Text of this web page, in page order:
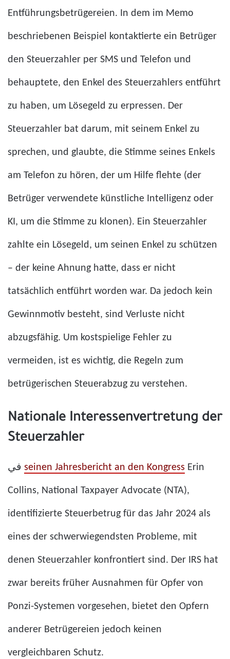
Entführungsbetrügereien. In dem im Memo
beschriebenen Beispiel kontaktierte ein Betrüger
den Steuerzahler per SMS und Telefon und
behauptete, den Enkel des Steuerzahlers entführt
zu haben, um Lösegeld zu erpressen. Der
Steuerzahler bat darum, mit seinem Enkel zu
sprechen, und glaubte, die Stimme seines Enkels
am Telefon zu hören, der um Hilfe flehte (der
Betrüger verwendete künstliche Intelligenz oder
KI, um die Stimme zu klonen). Ein Steuerzahler
zahlte ein Lösegeld, um seinen Enkel zu schützen
– der keine Ahnung hatte, dass er nicht
tatsächlich entführt worden war. Da jedoch kein
Gewinnmotiv besteht, sind Verluste nicht
abzugsfähig. Um kostspielige Fehler zu
vermeiden, ist es wichtig, die Regeln zum
betrügerischen Steuerabzug zu verstehen.
Nationale Interessenvertretung der
Steuerzahler
seinen Jahresbericht an den Kongress Erin
Collins, National Taxpayer Advocate (NTA),
identifizierte Steuerbetrug für das Jahr 2024 als
eines der schwerwiegendsten Probleme, mit
denen Steuerzahler konfrontiert sind. Der IRS hat
zwar bereits früher Ausnahmen für Opfer von
Ponzi-Systemen vorgesehen, bietet den Opfern
anderer Betrügereien jedoch keinen
vergleichbaren Schutz.